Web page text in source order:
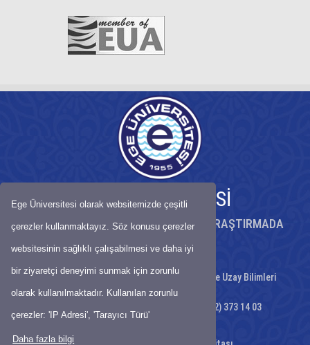
Ege Üniversitesi olarak websitemizde çeşitli
çerezler kullanmaktayız. Söz konusu çerezler
websitesinin sağlıklı çalışabilmesi ve daha iyi
bir ziyaretçi deneyimi sunmak için zorunlu
olarak kullanılmaktadır. Kullanılan zorunlu
çerezler: 'IP Adresi', 'Tarayıcı Türü'
Daha fazla bilgi
EGE ÜNİVERSİTESİ
KÖKLÜ BİRİKİMİYLE BİLİMDE ÖNCÜ, ARAŞTIRMADA
Ege Üniversitesi Fen Fakültesi Astronomi ve Uzay Bilimleri
Bölümü 35100, Bornova, İzmir
Telefon : 0(232) 311 23 32 - Faks: 0(232) 373 14 03